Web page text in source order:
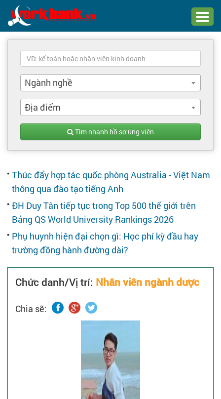
Chào bạn,
Đăng nhập xem hồ sơ ứng viên
Đăng nhập Đăng ký
Trang chủ
Đăng tuyển dụng
Quản lý tuyển dụng
Tìm hồ sơ ứng viên
Cẩm nang tuyển dụng
Bạn cần xin việc làm
Dành cho ứng viên
Ngành nghề
Địa điểm
Tìm nhanh hồ sơ ứng viên
Thúc đẩy hợp tác quốc phòng Australia - Việt Nam
thông qua đào tạo tiếng Anh
ĐH Duy Tân tiếp tục trong Top 500 thế giới trên
Bảng QS World University Rankings 2026
Phụ huynh hiện đại chọn gì: Học phí kỳ đầu hay
trường đồng hành đường dài?
Chức danh/Vị trí: Nhân viên ngành dược
Chia sẽ: